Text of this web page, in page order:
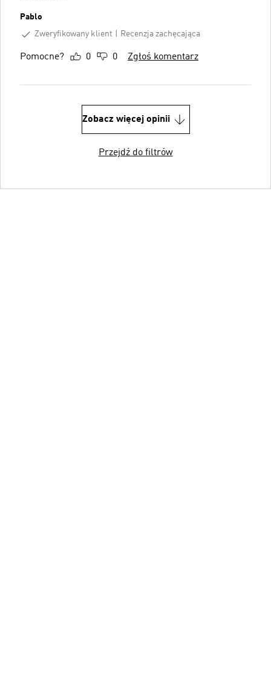
Pablo
Zweryfikowany klient
Recenzja zachęcająca
Pomocne? 0 0 Zgłoś komentarz
Zobacz więcej opinii
Przejdź do filtrów